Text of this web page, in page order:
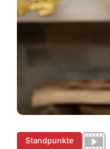
Standpunkte